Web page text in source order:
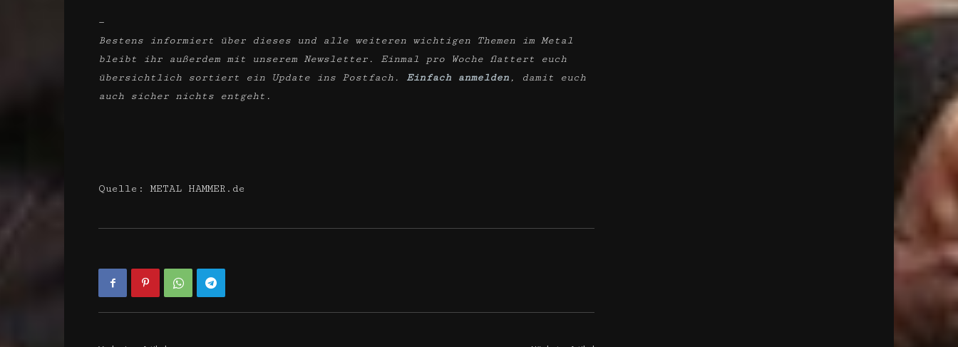
—
Bestens informiert über dieses und alle weiteren wichtigen Themen im Metal
bleibt ihr außerdem mit unserem Newsletter. Einmal pro Woche flattert euch
übersichtlich sortiert ein Update ins Postfach.
Einfach anmelden , damit euch
auch sicher nichts entgeht.
Quelle: METAL HAMMER.de